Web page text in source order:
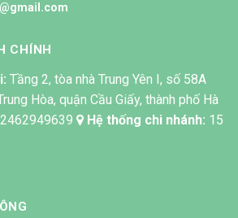
CHÍNH
Tầng 2, tòa nhà Trung Yên I, số 58A
Hòa, quận Cầu Giấy, thành phố Hà
Hệ thống chi nhánh: 15